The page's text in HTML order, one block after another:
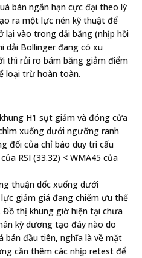
bán ngắn hạn cực đại theo lý
ra một lực nén kỹ thuật để
lại vào trong dải băng (nhịp hồi
dải Bollinger đang có xu
thì rủi ro bám băng giảm điểm
loại trừ hoàn toàn.
H1 sụt giảm và đóng cửa
xuống dưới ngưỡng ranh
đối của chỉ báo duy trì cấu
RSI (33.32) < WMA45 của
thuận dốc xuống dưới
giảm giá đang chiếm ưu thế
thị khung giờ hiện tại chưa
kỳ dương tạo đáy nào do
bán đầu tiên, nghĩa là về mặt
cần thêm các nhịp retest để